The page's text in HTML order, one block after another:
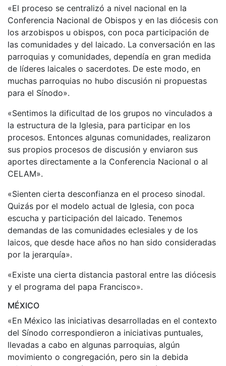
«El proceso se centralizó a nivel nacional en la
Conferencia Nacional de Obispos y en las diócesis con
los arzobispos u obispos, con poca participación de
las comunidades y del laicado. La conversación en las
parroquias y comunidades, dependía en gran medida
de líderes laicales o sacerdotes. De este modo, en
muchas parroquias no hubo discusión ni propuestas
para el Sínodo».
«Sentimos la dificultad de los grupos no vinculados a
la estructura de la Iglesia, para participar en los
procesos. Entonces algunas comunidades, realizaron
sus propios procesos de discusión y enviaron sus
aportes directamente a la Conferencia Nacional o al
CELAM».
«Sienten cierta desconfianza en el proceso sinodal.
Quizás por el modelo actual de Iglesia, con poca
escucha y participación del laicado. Tenemos
demandas de las comunidades eclesiales y de los
laicos, que desde hace años no han sido consideradas
por la jerarquía».
«Existe una cierta distancia pastoral entre las diócesis
y el programa del papa Francisco».
MÉXICO
«En México las iniciativas desarrolladas en el contexto
del Sínodo correspondieron a iniciativas puntuales,
llevadas a cabo en algunas parroquias, algún
movimiento o congregación, pero sin la debida